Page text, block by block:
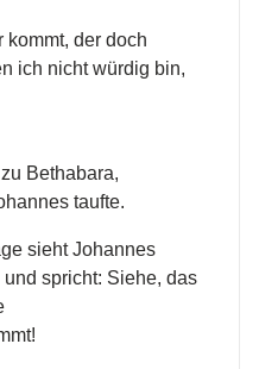
kommt, der doch
ich nicht würdig bin,
Bethabara,
taufte.
sieht Johannes
spricht: Siehe, das